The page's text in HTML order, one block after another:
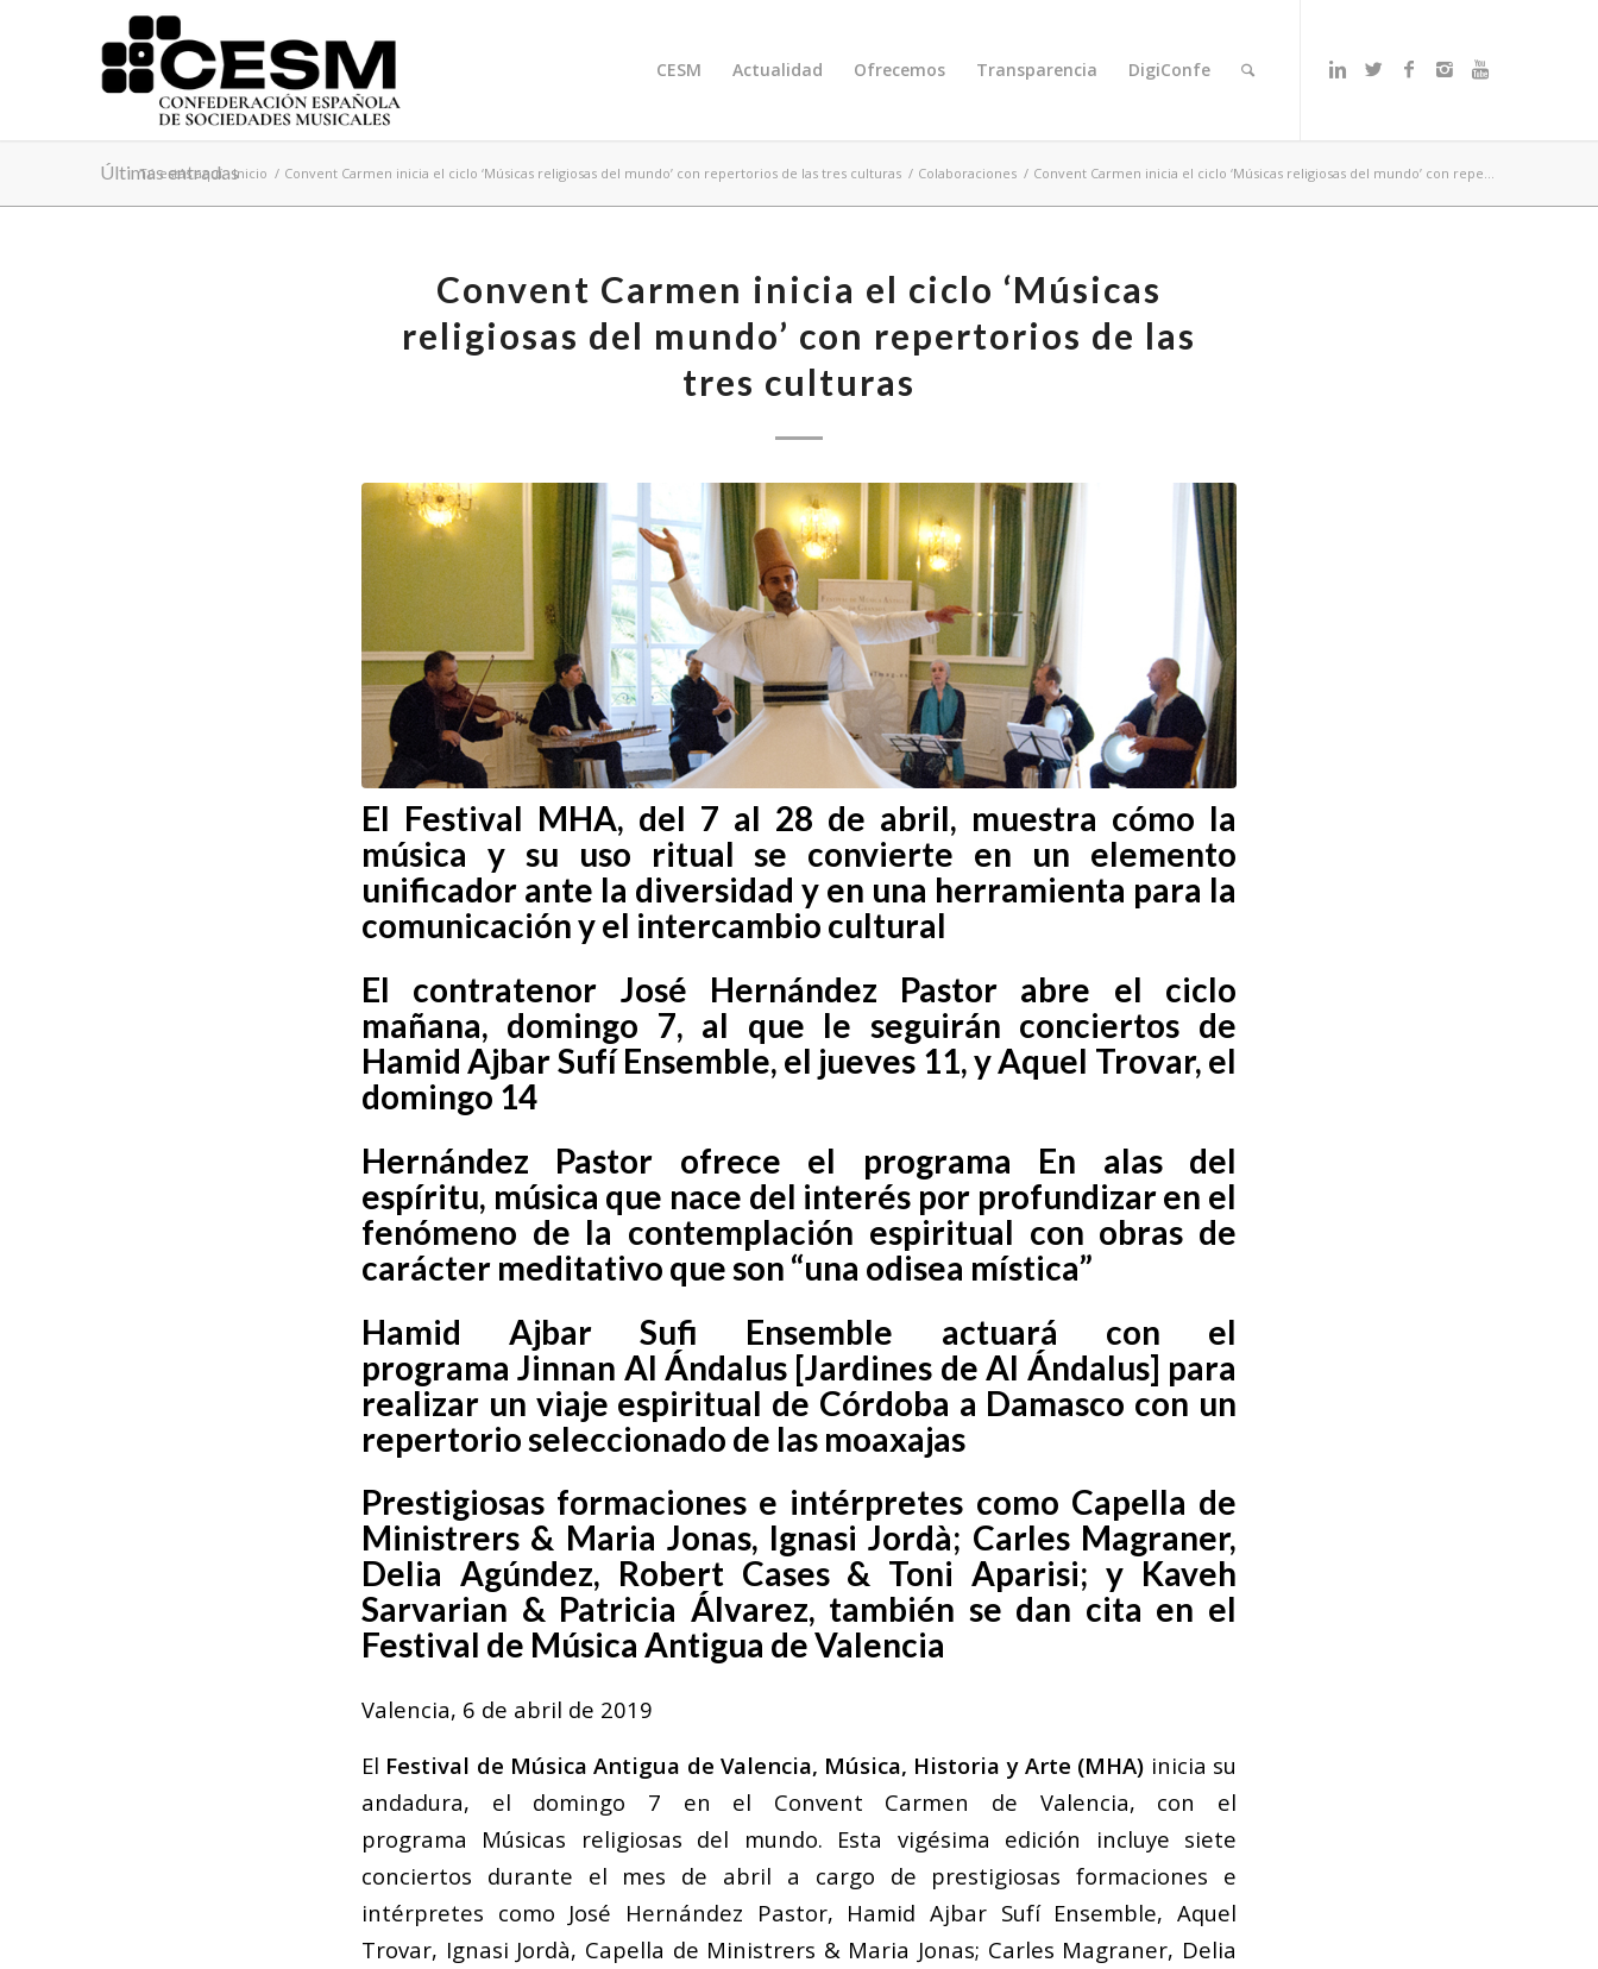
CESM Actualidad Ofrecemos Transparencia DigiConfe
Últimas entradas
Tú estás aquí: Inicio / Convent Carmen inicia el ciclo ‘Músicas religiosas del mundo’ con repertorios de las tres culturas / Colaboraciones / Convent Carmen inicia el ciclo ‘Músicas religiosas del mundo’ con repe...
Convent Carmen inicia el ciclo ‘Músicas
religiosas del mundo’ con repertorios de las
tres culturas
El Festival MHA, del 7 al 28 de abril, muestra cómo la
música y su uso ritual se convierte en un elemento
unificador ante la diversidad y en una herramienta para la
comunicación y el intercambio cultural
El contratenor José Hernández Pastor abre el ciclo
mañana, domingo 7, al que le seguirán conciertos de
Hamid Ajbar Sufí Ensemble, el jueves 11, y Aquel Trovar, el
domingo 14
Hernández Pastor ofrece el programa En alas del
espíritu, música que nace del interés por profundizar en el
fenómeno de la contemplación espiritual con obras de
carácter meditativo que son “una odisea mística”
Hamid Ajbar Sufi Ensemble actuará con el
programaJinnan Al Ándalus [Jardines de Al Ándalus] para
realizar un viaje espiritual de Córdoba a Damasco con un
repertorio seleccionado de las moaxajas
Prestigiosas formaciones e intérpretes como Capella de
Ministrers & Maria Jonas, Ignasi Jordà; Carles Magraner,
Delia Agúndez, Robert Cases & Toni Aparisi; y Kaveh
Sarvarian & Patricia Álvarez, también se dan cita en el
Festival de Música Antigua de Valencia
Valencia, 6 de abril de 2019
El Festival de Música Antigua de Valencia, Música, Historia y Arte (MHA) inicia su
andadura, el domingo 7 en el Convent Carmen de Valencia, con el
programa Músicas religiosas del mundo. Esta vigésima edición incluye siete
conciertos durante el mes de abril a cargo de prestigiosas formaciones e
intérpretes como José Hernández Pastor, Hamid Ajbar Sufí Ensemble, Aquel
Trovar, Ignasi Jordà, Capella de Ministrers & Maria Jonas; Carles Magraner, Delia